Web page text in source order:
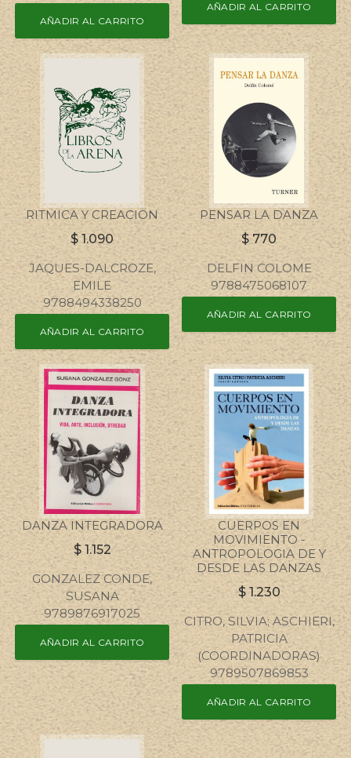
AÑADIR AL CARRITO
AÑADIR AL CARRITO
RITMICA Y CREACION
$ 1.090
JAQUES-DALCROZE,
EMILE
9788494338250
AÑADIR AL CARRITO
PENSAR LA DANZA
$770
DELFIN COLOME
9788475068107
AÑADIR AL CARRITO
DANZA INTEGRADORA
$ 1.152
GONZALEZ CONDE,
SUSANA
9789876917025
AÑADIR AL CARRITO
CUERPOS EN
MOVIMIENTO -
ANTROPOLOGIA DE Y
DESDE LAS DANZAS
$ 1.230
CITRO, SILVIA; ASCHIERI,
PATRICIA
(COORDINADORAS)
9789507869853
AÑADIR AL CARRITO